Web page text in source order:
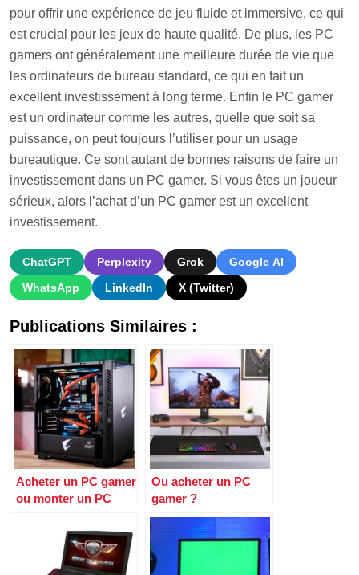
pour offrir une expérience de jeu fluide et immersive, ce qui
est crucial pour les jeux de haute qualité. De plus, les PC
gamers ont généralement une meilleure durée de vie que
les ordinateurs de bureau standard, ce qui en fait un
excellent investissement à long terme. Enfin le PC gamer
est un ordinateur comme les autres, quelle que soit sa
puissance, on peut toujours l’utiliser pour un usage
bureautique. Ce sont autant de bonnes raisons de faire un
investissement dans un PC gamer. Si vous êtes un joueur
sérieux, alors l’achat d’un PC gamer est un excellent
investissement.
ChatGPT Perplexity Grok
Google AI
WhatsApp
LinkedIn X (Twitter)
Publications Similaires :
Acheter un PC gamer
ou monter un PC
Ou acheter un PC
gamer ?